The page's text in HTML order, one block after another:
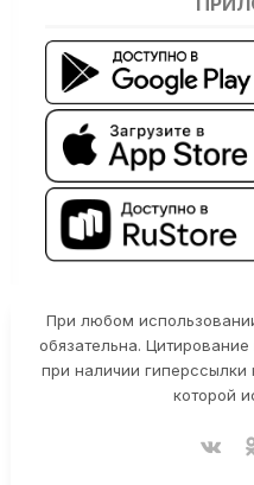
При любом
обязательна.
при наличии
которой